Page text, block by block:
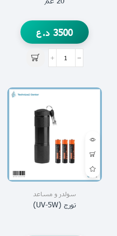
3500 د.ع
سولدر و مساعد
تورج (UV-5W)